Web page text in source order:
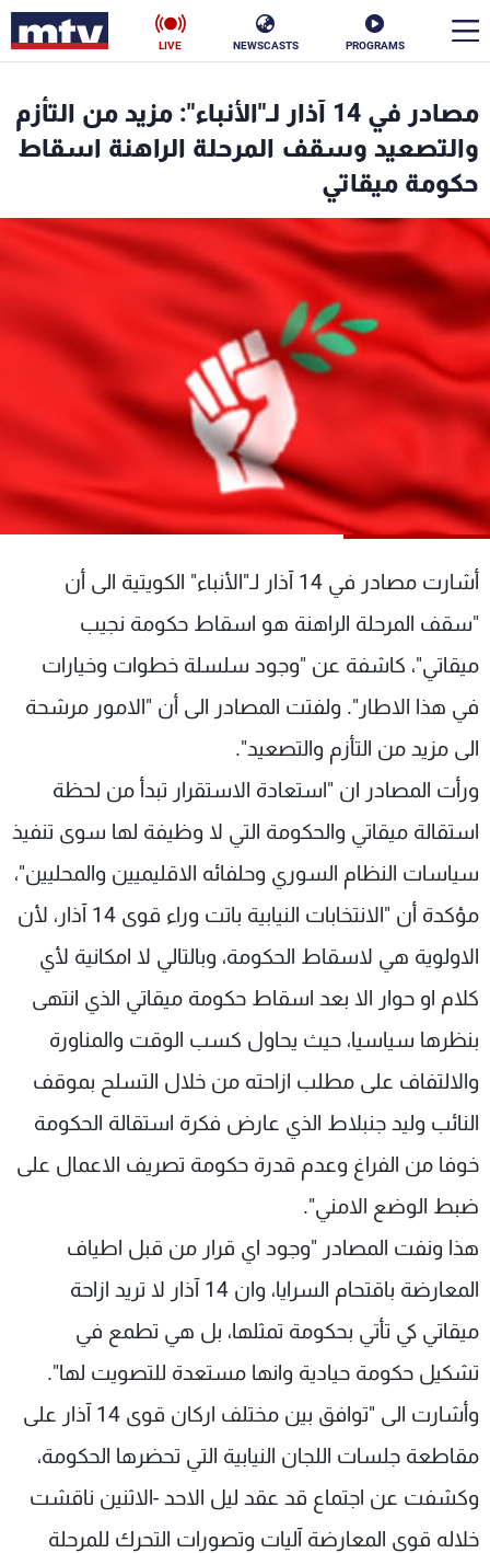
PROGRAMS
NEWSCASTS
LIVE
مصادر في 14 آذار لـ"الأنباء": مزيد من التأزم
والتصعيد وسقف المرحلة الراهنة اسقاط
حكومة ميقاتي
أشارت مصادر في 14 آذار لـ"الأنباء" الكويتية الى أن
"سقف المرحلة الراهنة هو اسقاط حكومة نجيب
ميقاتي"، كاشفة عن "وجود سلسلة خطوات وخيارات
في هذا الاطار". ولفتت المصادر الى أن "الامور مرشحة
الى مزيد من التأزم والتصعيد".
ورأت المصادر ان "استعادة الاستقرار تبدأ من لحظة
استقالة ميقاتي والحكومة التي لا وظيفة لها سوى تنفيذ
سياسات النظام السوري وحلفائه الاقليميين والمحليين"،
مؤكدة أن "الانتخابات النيابية باتت وراء قوى 14 آذار، لأن
الاولوية هي لاسقاط الحكومة، وبالتالي لا امكانية لأي
كلام او حوار الا بعد اسقاط حكومة ميقاتي الذي انتهى
بنظرها سياسيا، حيث يحاول كسب الوقت والمناورة
والالتفاف على مطلب ازاحته من خلال التسلح بموقف
النائب وليد جنبلاط الذي عارض فكرة استقالة الحكومة
خوفا من الفراغ وعدم قدرة حكومة تصريف الاعمال على
ضبط الوضع الامني".
هذا ونفت المصادر "وجود اي قرار من قبل اطياف
المعارضة باقتحام السرايا، وان 14 آذار لا تريد ازاحة
ميقاتي كي تأتي بحكومة تمثلها، بل هي تطمع في
تشكيل حكومة حيادية وانها مستعدة للتصويت لها".
وأشارت الى "توافق بين مختلف اركان قوى 14 آذار على
مقاطعة جلسات اللجان النيابية التي تحضرها الحكومة،
وكشفت عن اجتماع قد عقد ليل الاحد -الاثنين ناقشت
خلاله قوى المعارضة آليات وتصورات التحرك للمرحلة
الأخبار
سياسة
إقتصاد
منوعات رياضة
كأس العالم
جدول البرامج
شاهد البرامج
الترددات
عن MTV
لاعلاناتكم
وظائف
تواصل معنا
شروط الإسـتخدام